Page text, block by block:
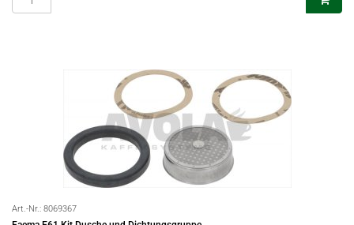
Art.-Nr.: 8069367